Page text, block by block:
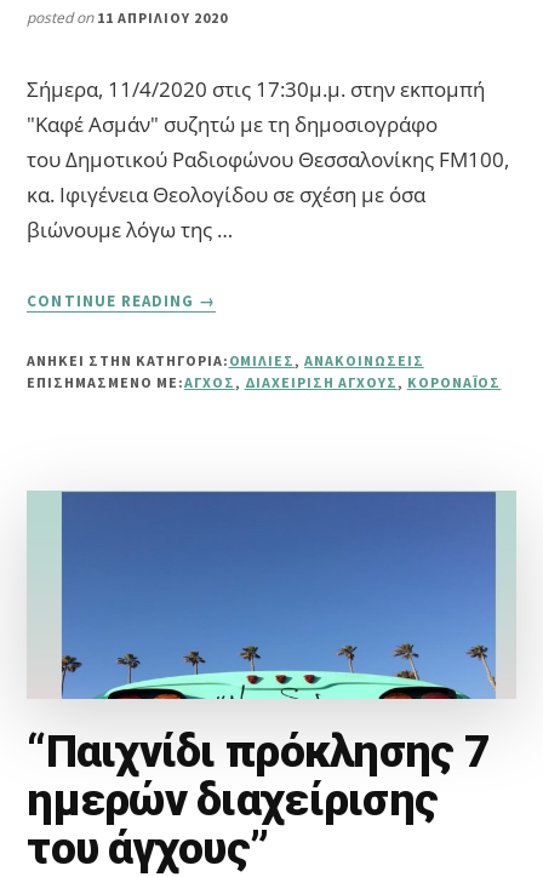
posted on 11 ΑΠΡΙΛΊΟΥ 2020
Σήμερα, 11/4/2020 στις 17:30μ.μ. στην εκπομπή
"Καφέ Ασμάν" συζητώ με τη δημοσιογράφο
του Δημοτικού Ραδιοφώνου Θεσσαλονίκης FM100,
κα. Ιφιγένεια Θεολογίδου σε σχέση με όσα
βιώνουμε λόγω της …
CONTINUE READING
ΣΥΝΈΝΤΕΥΞΗ
FM100
→
ΑΝΗΚΕΙ ΣΤΗΝ ΚΑΤΗΓΟΡΙΑ: ΟΜΙΛΊΕΣ,ΑΝΑΚΟΙΝΏΣΕΙΣ
ΕΠΙΣΗΜΑΣΜΈΝΟ ΜΕ:ΆΓΧΟΣ, ΔΙΑΧΕΊΡΙΣΗ ΆΓΧΟΥΣ, ΚΟΡΟΝΑΪΌΣ
“Παιχνίδι πρόκλησης 7
ημερών διαχείρισης
του άγχους”